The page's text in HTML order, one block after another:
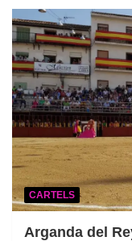
CARTELS
Arganda del